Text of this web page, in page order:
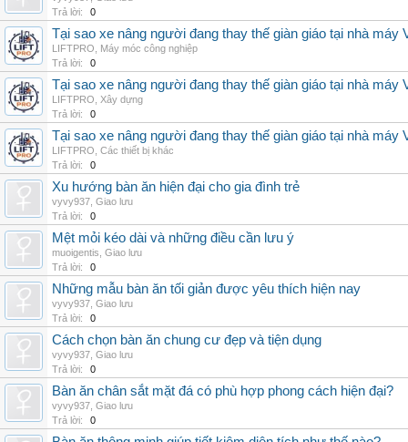
Trả lời:
0
Tại sao xe nâng người đang thay thế giàn giáo tại nhà máy
LIFTPRO
Máy móc công nghiệp
Trả lời:
0
Tại sao xe nâng người đang thay thế giàn giáo tại nhà máy
LIFTPRO
Xây dựng
Trả lời:
0
Tại sao xe nâng người đang thay thế giàn giáo tại nhà máy
LIFTPRO Các thiết bị khác
Trả lời:
0
Xu hướng bàn ăn hiện đại cho gia đình trẻ
vyvy937 Giao lưu
Trả lời:
0
Mệt mỏi kéo dài và những điều cần lưu ý
muoigentis Giao lưu
Trả lời:
0
Những mẫu bàn ăn tối giản được yêu thích hiện nay
vyvy937 Giao lưu
Trả lời:
0
Cách chọn bàn ăn chung cư đẹp và tiện dụng
vyvy937 Giao lưu
Trả lời:
0
Bàn ăn chân sắt mặt đá có phù hợp phong cách hiện đại?
vyvy937 Giao lưu
Trả lời:
0